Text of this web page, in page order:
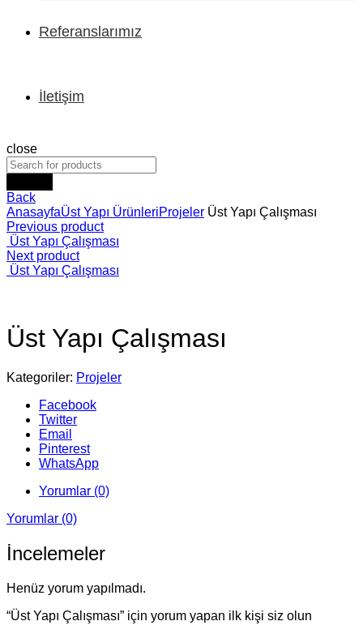
Referanslarımız
İletişim
close
Back
AnasayfaÜst Yapı ÜrünleriProjeler Üst Yapı Çalışması
Previous product
Üst Yapı Çalışması
Next product
Üst Yapı Çalışması
Üst Yapı Çalışması
Kategoriler: Projeler
Facebook
Twitter
Email
Pinterest
WhatsApp
Yorumlar (0)
Yorumlar (0)
İncelemeler
Henüz yorum yapılmadı.
“Üst Yapı Çalışması” için yorum yapan ilk kişi siz olun